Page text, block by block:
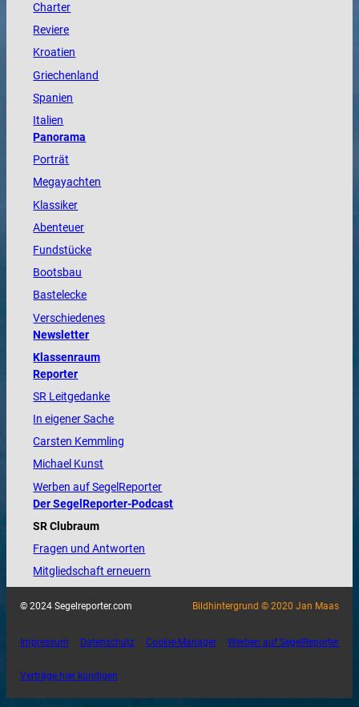
Charter
Reviere
Kroatien
Griechenland
Spanien
Italien
Panorama
Porträt
Megayachten
Klassiker
Abenteuer
Fundstücke
Bootsbau
Bastelecke
Verschiedenes
Newsletter
Klassenraum
Reporter
SR Leitgedanke
In eigener Sache
Carsten Kemmling
Michael Kunst
Werben auf SegelReporter
Der SegelReporter-Podcast
SR Clubraum
Fragen und Antworten
Mitgliedschaft erneuern
© 2024 Segelreporter.com Bildhintergrund © 2020 Jan Maas
Impressum Datenschutz Cookie-Manager Werben auf SegelReporter
Verträge hier kündigen